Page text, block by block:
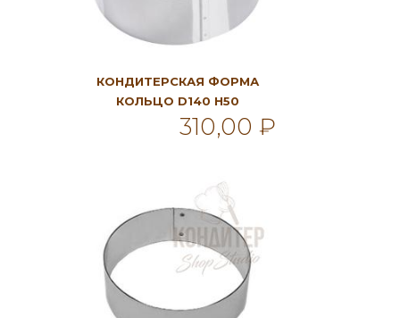
КОНДИТЕРСКАЯ ФОРМА
КОЛЬЦО D140 H50
310,00 ₽